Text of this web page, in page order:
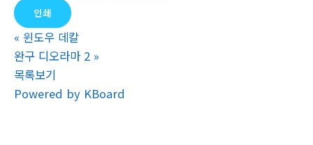
인쇄
« 윈도우 데칼
완구 디오라마 2 »
목록보기
Powered by KBoard